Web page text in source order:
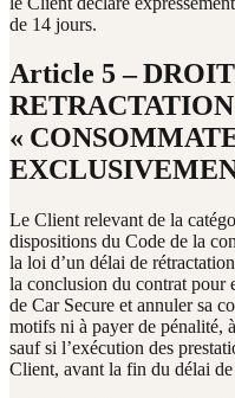
de 14 jours.
Article 5 –
«
Le Client relevant de la
dispositions du Code de la
la loi d’un délai de
la conclusion du contrat pour
de Car Secure et annuler sa
motifs ni à payer de pénalité,
sauf si l’exécution des
Client, avant la fin du délai